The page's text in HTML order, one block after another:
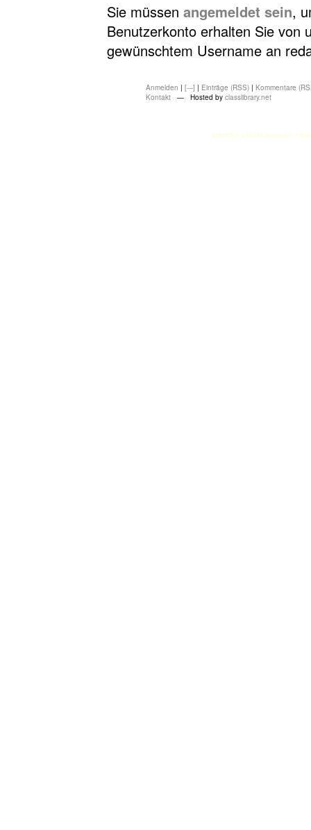
Sie müssen angemeldet sein,
Benutzerkonto erhalten Sie von
gewünschtem Username an
Anmelden | [---] | Einträge (RSS) | Kommentare
Kontakt — Hosted by classlibrary.net
atasehir escort atasehir